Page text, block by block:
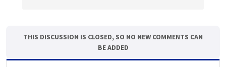
THIS DISCUSSION IS CLOSED, SO NO NEW COMMENTS CAN
BE ADDED